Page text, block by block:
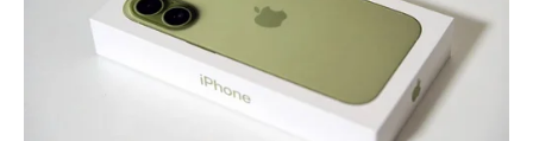
STREAMING E SERIE TV